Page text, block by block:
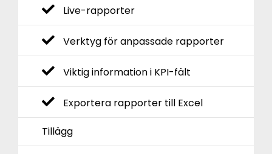
Live-rapporter
Verktyg för anpassade rapporter
Viktig information i KPI-fält
Exportera rapporter till Excel
Tillägg